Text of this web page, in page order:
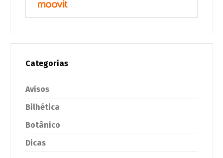
Categorias
Avisos
Bilhética
Botânico
Dicas